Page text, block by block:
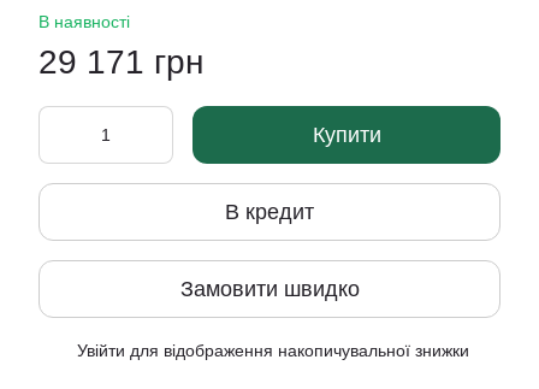
В наявності
29 171 грн
Купити
В кредит
Замовити швидко
Увійти для відображення накопичувальної знижки